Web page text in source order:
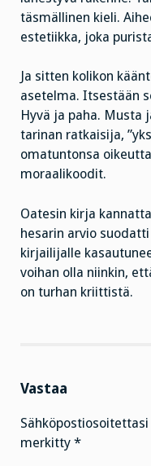
täsmällinen kieli.
estetiikka, joka
Ja sitten kolikon
asetelma. Itsestään
Hyvä ja paha. Musta
tarinan ratkaisija,
omatuntonsa
moraalikoodit.
Oatesin kirja
hesarin arvio
kirjailijalle
voihan olla niinkin,
on turhan kriittistä.
Vastaa
merkitty *